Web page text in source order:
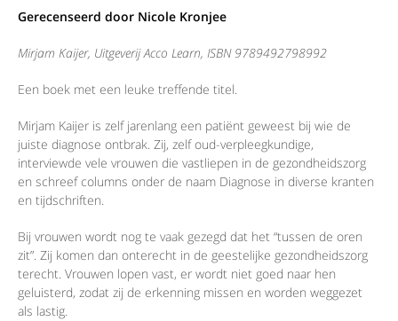
Gerecenseerd door Nicole Kronjee
Mirjam Kaijer, Uitgeverij Acco Learn, ISBN 9789492798992
Een boek met een leuke treffende titel.
Mirjam Kaijer is zelf jarenlang een patiënt geweest bij wie de
juiste diagnose ontbrak. Zij, zelf oud-verpleegkundige,
interviewde vele vrouwen die vastliepen in de gezondheidszorg
en schreef columns onder de naam Diagnose in diverse kranten
en tijdschriften.
Bij vrouwen wordt nog te vaak gezegd dat het “tussen de oren
zit”. Zij komen dan onterecht in de geestelijke gezondheidszorg
terecht. Vrouwen lopen vast, er wordt niet goed naar hen
geluisterd, zodat zij de erkenning missen en worden weggezet
als lastig.